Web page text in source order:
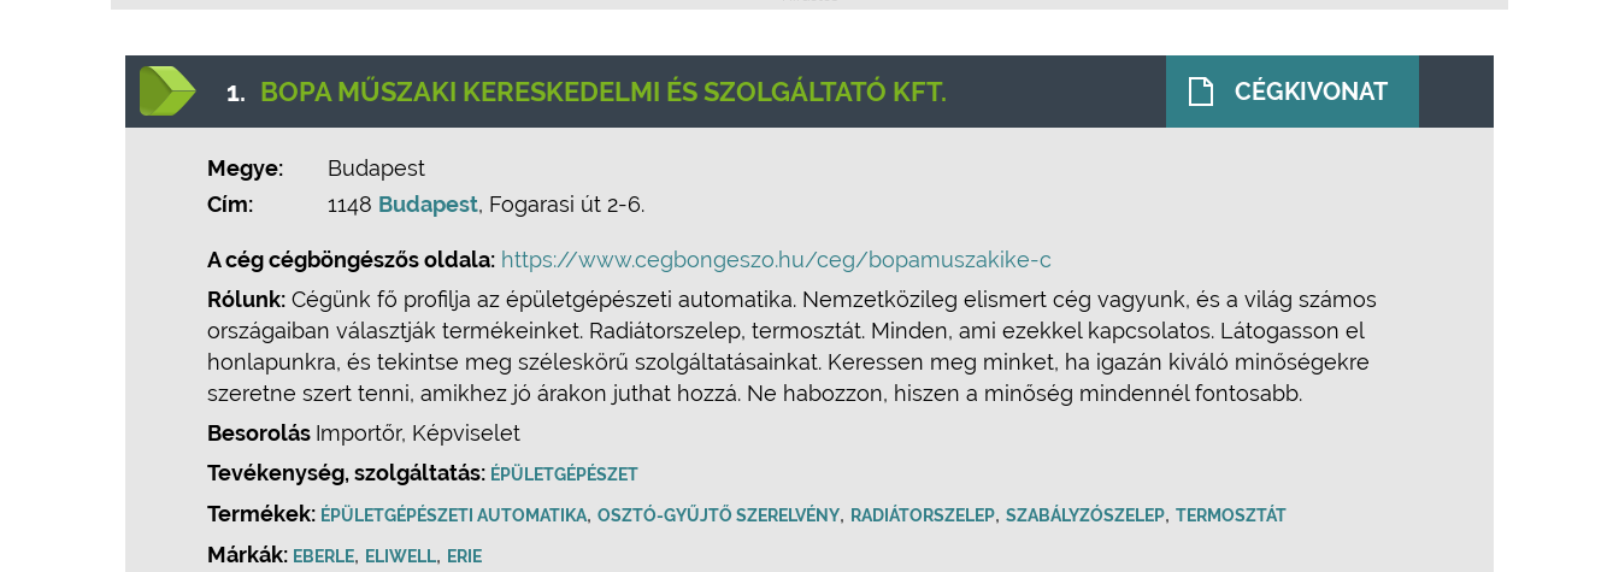
1. BOPA MŰSZAKI KERESKEDELMI ÉS SZOLGÁLTATÓ KFT. CÉGKIVONAT
Megye:
Budapest
Cím:
1148 Budapest, Fogarasi út 2-6.
A cég cégböngészős oldala: https://www.cegbongeszo.hu/ceg/bopamuszakike-c
Rólunk: Cégünk fő profilja az épületgépészeti automatika. Nemzetközileg elismert cég vagyunk, és a világ számos
országaiban választják termékeinket. Radiátorszelep, termosztát. Minden, ami ezekkel kapcsolatos. Látogasson el
honlapunkra, és tekintse meg széleskörű szolgáltatásainkat. Keressen meg minket, ha igazán kiváló minőségekre
szeretne szert tenni, amikhez jó árakon juthat hozzá. Ne habozzon, hiszen a minőség mindennél fontosabb.
Besorolás Importőr, Képviselet
Tevékenység, szolgáltatás: ÉPÜLETGÉPÉSZET
Termékek: ÉPÜLETGÉPÉSZETI AUTOMATIKA, OSZTÓ-GYŰJTŐ SZERELVÉNY, RADIÁTORSZELEP, SZABÁLYZÓSZELEP, TERMOSZTÁT
Márkák: EBERLE, ELIWELL, ERIE